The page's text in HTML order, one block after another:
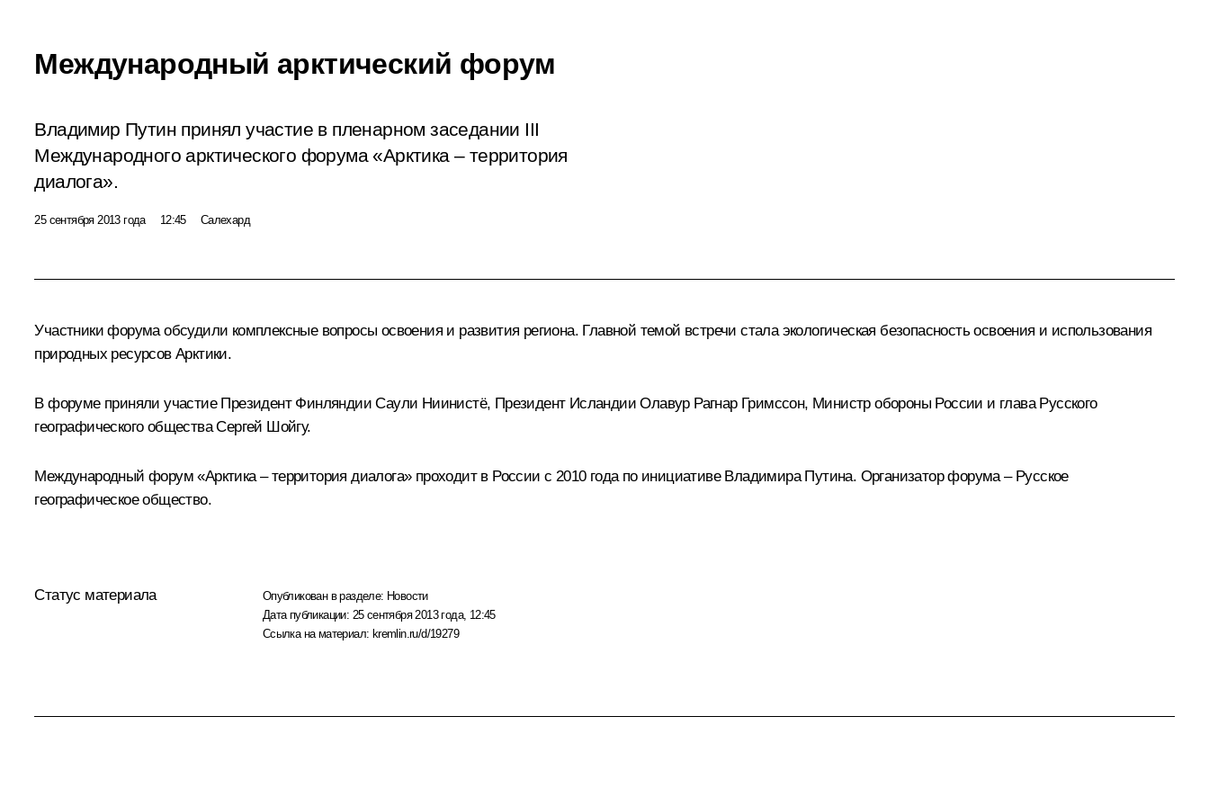
Международный арктический форум
Владимир Путин принял участие в пленарном заседании III
Международного арктического форума «Арктика – территория
диалога».
25 сентября 2013 года 12:45 Салехард
Участники форума обсудили комплексные вопросы освоения и развития региона. Главной темой встречи стала экологическая безопасность освоения и использования
природных ресурсов Арктики.
В форуме приняли участие Президент ФинляндииСаули Ниинистё, Президент Исландии Олавур Рагнар Гримссон, Министр обороны России и глава Русского
географического обществаСергей Шойгу.
Международный форум «Арктика – территория диалога» проходит в России с 2010 года по инициативе Владимира Путина. Организатор форума – Русское
географическое общество.
Статус материала Опубликован в разделе: Новости
Дата публикации: 25 сентября 2013 года, 12:45
Ссылка на материал: kremlin.ru/d/19279